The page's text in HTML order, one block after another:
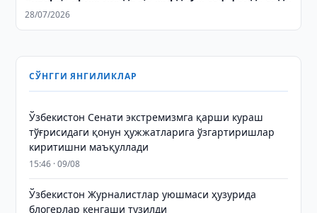
28/07/2026
СЎНГГИ ЯНГИЛИКЛАР
Ўзбекистон Сенати экстремизмга қарши кураш
тўғрисидаги қонун ҳужжатларига ўзгартиришлар
киритишни маъқуллади
15:46 · 09/08
Ўзбекистон Журналистлар уюшмаси ҳузурида
блогерлар кенгаши тузилди